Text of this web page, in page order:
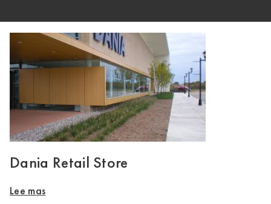
Dania Retail Store
Lee mas